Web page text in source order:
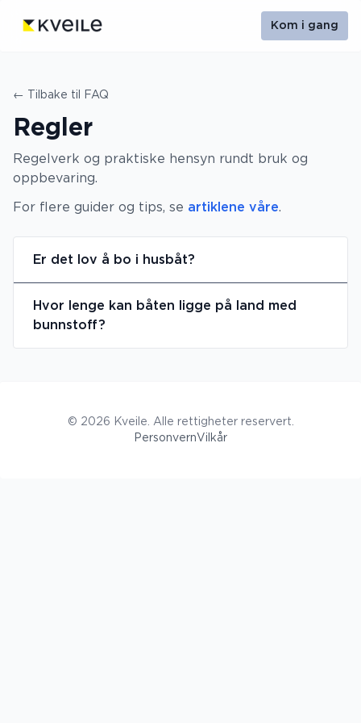
Kom i gang
← Tilbake til FAQ
Regler
Regelverk og praktiske hensyn rundt bruk og
oppbevaring.
For flere guider og tips, se artiklene våre.
Er det lov å bo i husbåt?
Hvor lenge kan båten ligge på land med
bunnstoff?
© 2026 Kveile. Alle rettigheter reservert.
PersonvernVilkår